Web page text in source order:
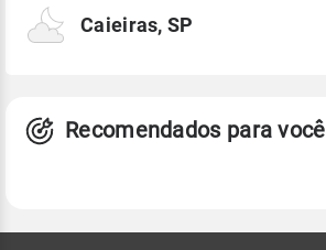
Caieiras, SP
Recomendados para você